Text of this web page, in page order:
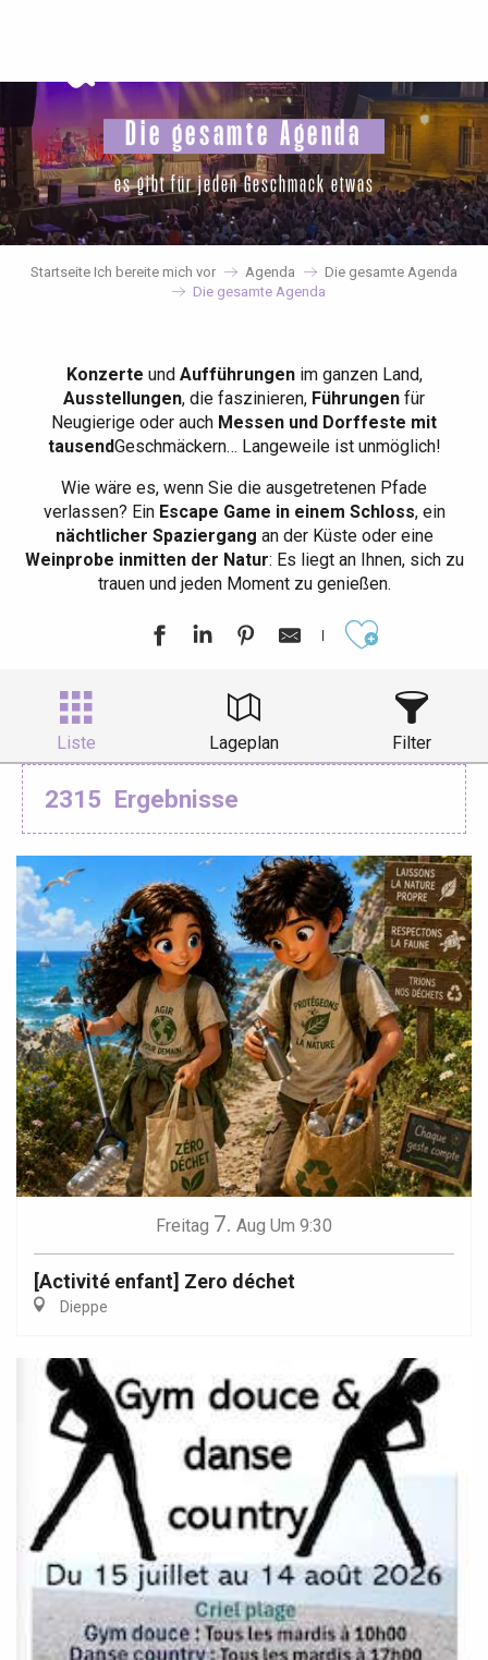
principal
Die gesamte Agenda
es gibt für jeden Geschmack etwas
Startseite Ich bereite mich vor Agenda
Die gesamte Agenda
Die gesamte Agenda
Konzerte und Aufführungenim ganzen Land,
Ausstellungen, die faszinieren, Führungen für
Neugierige oder auch Messen und Dorffeste mit
tausendGeschmäckern… Langeweile ist unmöglich!
Wie wäre es, wenn Sie die ausgetretenen Pfade
verlassen? EinEscape Game in einem Schloss, ein
nächtlicher Spaziergang an der Küste oder eine
Weinprobe inmitten der Natur: Es liegt an Ihnen, sich zu
trauen und jeden Moment zu genießen.
Liste Lageplan Filter
2315 Ergebnisse
Freitag 7. Aug Um 9:30
[Activité enfant] Zero déchet
Dieppe